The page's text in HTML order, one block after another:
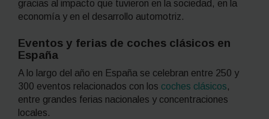
gracias al impacto que tuvieron en la sociedad, en la
economía y en el desarrollo automotriz.
Eventos y ferias de coches clásicos en
España
A lo largo del año en España se celebran entre 250 y
300 eventos relacionados con los coches clásicos,
entre grandes ferias nacionales y concentraciones
locales.